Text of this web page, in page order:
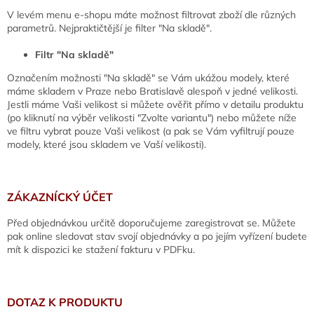
V levém menu e-shopu máte možnost filtrovat zboží dle různých
parametrů. Nejpraktičtější je filter "Na skladě".
Filtr "Na skladě"
Označením možnosti "Na skladě" se Vám ukážou modely, které
máme skladem v Praze nebo Bratislavě alespoň v jedné velikosti.
Jestli máme Vaši velikost si můžete ověřit přímo v detailu produktu
(po kliknutí na výběr velikosti "Zvolte variantu") nebo můžete níže
ve filtru vybrat pouze Vaši velikost (a pak se Vám vyfiltrují pouze
modely, které jsou skladem ve Vaší velikosti).
ZÁKAZNÍCKÝ ÚČET
Před objednávkou určitě doporučujeme zaregistrovat se. Můžete
pak online sledovat stav svojí objednávky a po jejím vyřízení budete
mít k dispozici ke stažení fakturu v PDFku.
DOTAZ K PRODUKTU